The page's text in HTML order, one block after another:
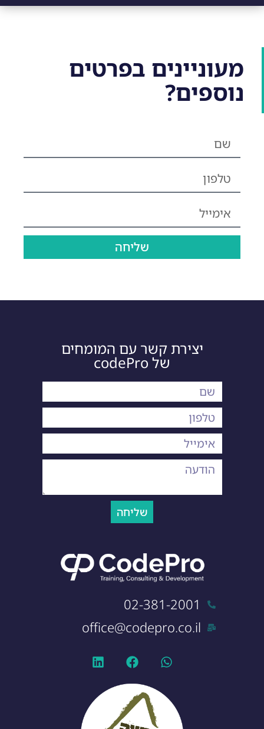
מעוניינים בפרטים
נוספים?
שליחה
יצירת קשר עם המומחים
של codePro
שליחה
02-381-2001
office@codepro.co.il